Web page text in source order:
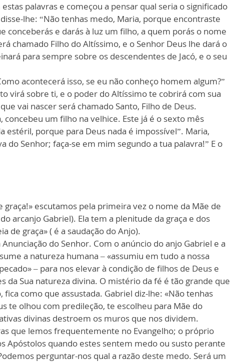
palavras e começou a pensar qual seria o significado
lhe: “Não tenhas medo, Maria, porque encontraste
conceberás e darás à luz um filho, a quem porás o nome
chamado Filho do Altíssimo, e o Senhor Deus lhe dará o
para sempre sobre os descendentes de Jacó, e o seu
acontecerá isso, se eu não conheço homem algum?”
virá sobre ti, e o poder do Altíssimo te cobrirá com sua
vai nascer será chamado Santo, Filho de Deus.
concebeu um filho na velhice. Este já é o sexto mês
estéril, porque para Deus nada é impossível”. Maria,
do Senhor; faça-se em mim segundo a tua palavra!” E o
graça!» escutamos pela primeira vez o nome da Mãe de
arcanjo Gabriel). Ela tem a plenitude da graça e dos
de graça» ( é a saudação do Anjo).
do Senhor. Com o anúncio do anjo Gabriel e a
a natureza humana – «assumiu em tudo a nossa
– para nos elevar à condição de filhos de Deus e
da Sua natureza divina. O mistério da fé é tão grande que
como que assustada. Gabriel diz-lhe: «Não tenhas
te olhou com predileção, te escolheu para Mãe do
divinas destroem os muros que nos dividem.
que lemos frequentemente no Evangelho; o próprio
Apóstolos quando estes sentem medo ou susto perante
perguntar-nos qual a razão deste medo. Será um